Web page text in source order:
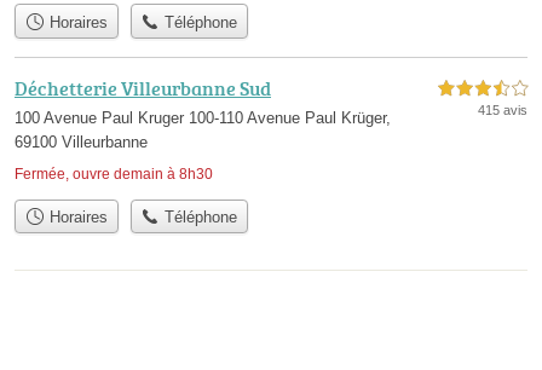
Horaires Téléphone
Déchetterie Villeurbanne Sud
100 Avenue Paul Kruger 100-110 Avenue Paul Krüger,
69100 Villeurbanne
Fermée, ouvre demain à 8h30
3,5 étoiles sur 5
415 avis
Horaires Téléphone